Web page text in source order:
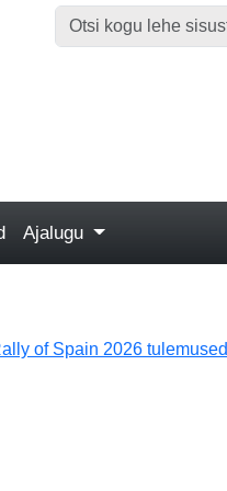
Ajalugu
of Spain 2026 tulemused